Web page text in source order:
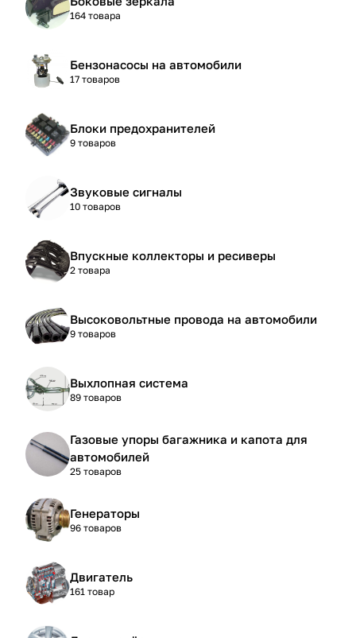
164 товара
Бензонасосы на автомобили
17 товаров
Блоки предохранителей
9 товаров
Звуковые сигналы
10 товаров
Впускные коллекторы и ресиверы
2 товара
Высоковольтные провода на автомобили
9 товаров
Выхлопная система
89 товаров
Газовые упоры багажника и капота для
автомобилей
25 товаров
Генераторы
96 товаров
Двигатель
161 товар